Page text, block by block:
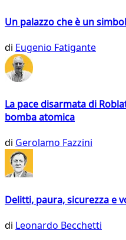
Un palazzo che è un
di Eugenio Fatigante
La pace disarmata di
bomba atomica
di Gerolamo Fazzini
Delitti, paura, sicurezza e
di Leonardo Becchetti